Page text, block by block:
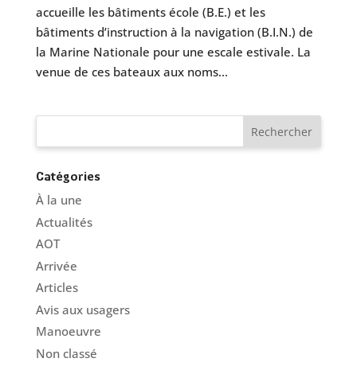
accueille les bâtiments école (B.E.) et les
bâtiments d’instruction à la navigation (B.I.N.) de
la Marine Nationale pour une escale estivale. La
venue de ces bateaux aux noms...
Catégories
À la une
Actualités
AOT
Arrivée
Articles
Avis aux usagers
Manoeuvre
Non classé